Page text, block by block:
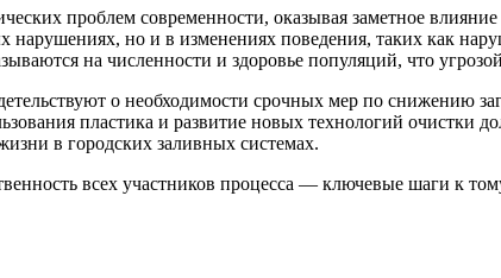
проблем современности, оказывая заметное
нарушениях, но и в изменениях поведения, таких как
на численности и здоровье популяций, что
о необходимости срочных мер по снижению
пластика и развитие новых технологий очистки
в городских заливных системах.
всех участников процесса — ключевые шаги к